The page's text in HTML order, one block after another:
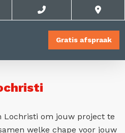
Gratis afspraak
Lochristi om jouw project te
welke chape voor jouw